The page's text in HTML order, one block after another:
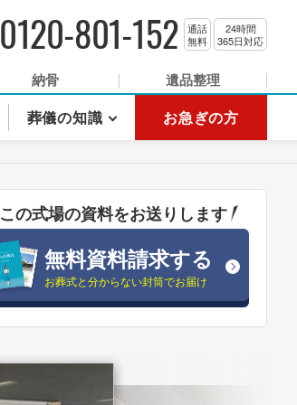
0120-801-152
通話
無料
24時間
365日対応
納骨 遺品整理
葬儀の知識 お急ぎの方
この式場の資料をお送りします
無料資料請求する
お葬式と分からない封筒でお届け